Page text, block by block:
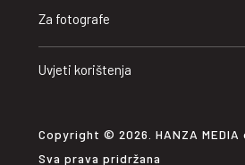
Za fotografe
Uvjeti korištenja
Copyright © 2026. HANZA MEDIA
Sva prava pridržana